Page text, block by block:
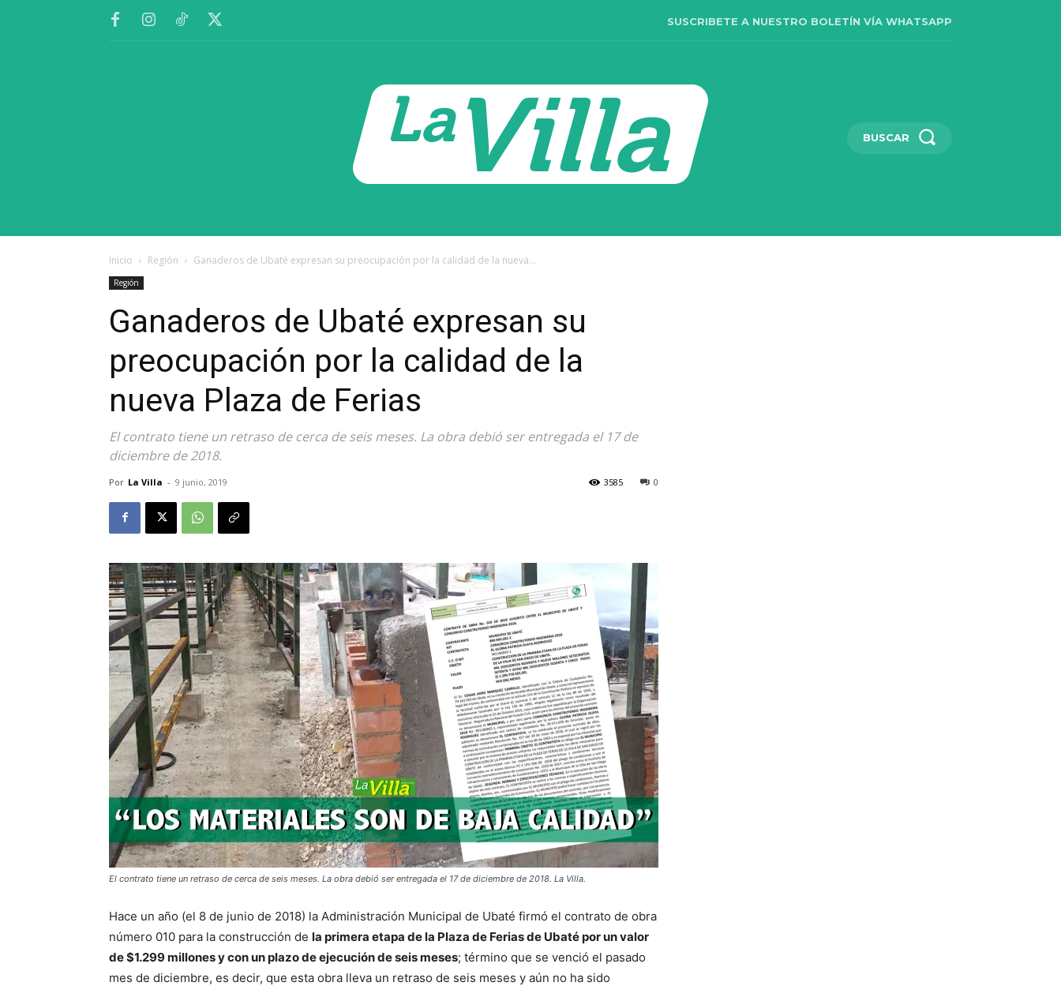
SUSCRIBETE A NUESTRO BOLETÍN VÍA WHATSAPP
BUSCAR
Inicio Región Ganaderos de Ubaté expresan su preocupación por la calidad de la nueva...
Región
Ganaderos de Ubaté expresan su
preocupación por la calidad de la
nueva Plaza de Ferias
El contrato tiene un retraso de cerca de seis meses. La obra debió ser entregada el 17 de
diciembre de 2018.
Por La Villa - 9 junio, 2019 0
3585
El contrato tiene un retraso de cerca de seis meses. La obra debió ser entregada el 17 de diciembre de 2018. La Villa.
Hace un año (el 8 de junio de 2018) la Administración Municipal de Ubaté firmó el contrato de obra
número 010 para la construcción de la primera etapa de la Plaza de Ferias de Ubaté por un valor
de $1.299 millones y con un plazo de ejecución de seis meses; término que se venció el pasado
mes de diciembre, es decir, que esta obra lleva un retraso de seis meses y aún no ha sido